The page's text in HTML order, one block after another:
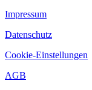
Impressum
Datenschutz
Cookie-Einstellungen
AGB